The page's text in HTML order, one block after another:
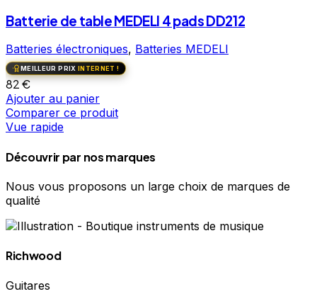
Batterie de table MEDELI 4 pads DD212
Batteries électroniques, Batteries MEDELI
MEILLEUR PRIX INTERNET !
82€
Ajouter au panier
Comparer ce produit
Vue rapide
Découvrir par nos marques
Nous vous proposons un large choix de marques de
qualité
Richwood
Guitares